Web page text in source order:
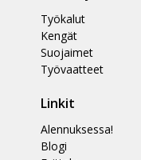
Työkalut
Kengät
Suojaimet
Työvaatteet
Linkit
Alennuksessa!
Blogi